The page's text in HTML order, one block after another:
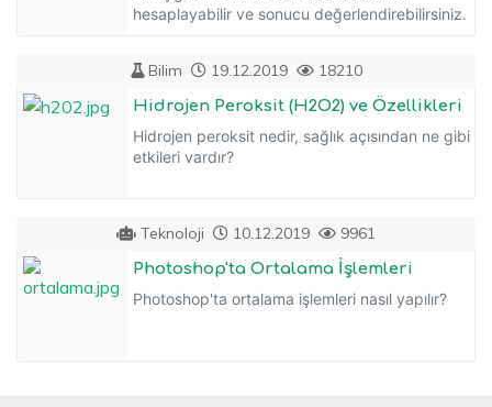
hesaplayabilir ve sonucu değerlendirebilirsiniz.
Bilim 19.12.2019 18210
Hidrojen Peroksit (H2O2) ve Özellikleri
Hidrojen peroksit nedir, sağlık açısından ne gibi
etkileri vardır?
Teknoloji 10.12.2019 9961
Photoshop'ta Ortalama İşlemleri
Photoshop'ta ortalama işlemleri nasıl yapılır?